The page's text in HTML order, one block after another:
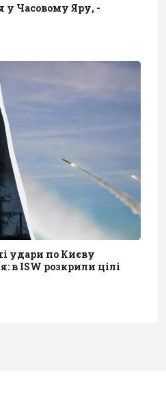
у Часовому Яру, -
удари по Києву
в ISW розкрили цілі